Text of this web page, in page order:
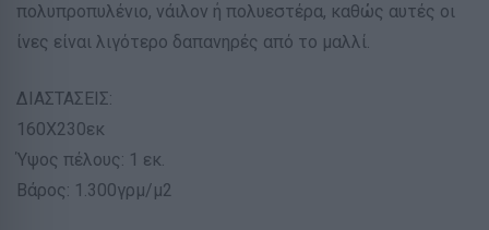
πολυπροπυλένιο, νάιλον ή πολυεστέρα, καθώς αυτές οι
ίνες είναι λιγότερο δαπανηρές από το μαλλί.
ΔΙΑΣΤΑΣΕΙΣ:
160Χ230εκ
Ύψος πέλους: 1 εκ.
Βάρος: 1.300γρμ/μ2